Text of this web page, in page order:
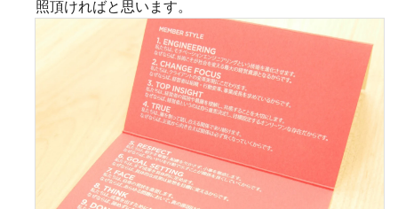
照頂ければと思います。